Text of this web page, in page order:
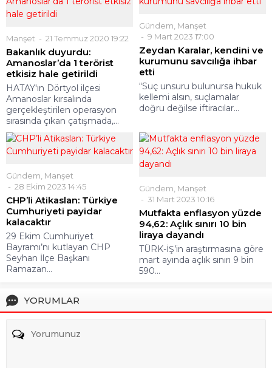
Manşet 21 Temmuz 2020 19:22
Bakanlık duyurdu:
Amanoslar’da 1 terörist
etkisiz hale getirildi
HATAY'ın Dörtyol ilçesi
Amanoslar kırsalında
gerçekleştirilen operasyon
sırasında çıkan çatışmada,...
Gündem, Manşet
9 Mart 2023 17:00
Zeydan Karalar, kendini ve
kurumunu savcılığa ihbar
etti
“Suç unsuru bulunursa hukuk
kellemi alsın, suçlamalar
doğru değilse iftiracılar...
Gündem, Manşet
28 Ekim 2023 14:45
CHP’li Atikaslan: Türkiye
Cumhuriyeti payidar
kalacaktır
29 Ekim Cumhuriyet
Bayramı’nı kutlayan CHP
Seyhan İlçe Başkanı
Ramazan...
Gündem, Manşet
31 Mart 2023 10:16
Mutfakta enflasyon yüzde
94,62: Açlık sınırı 10 bin
liraya dayandı
TÜRK-İŞ’in araştırmasına göre
mart ayında açlık sınırı 9 bin
590...
YORUMLAR